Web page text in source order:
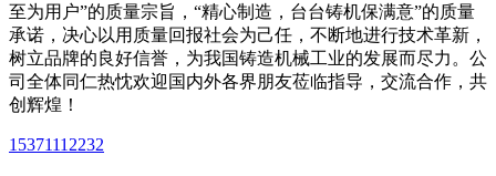
至为用户”的质量宗旨，“精心制造，台台铸机保满意”的质量
承诺，决心以用质量回报社会为己任，不断地进行技术革新，
树立品牌的良好信誉，为我国铸造机械工业的发展而尽力。公
司全体同仁热忱欢迎国内外各界朋友莅临指导，交流合作，共
创辉煌！
15371112232